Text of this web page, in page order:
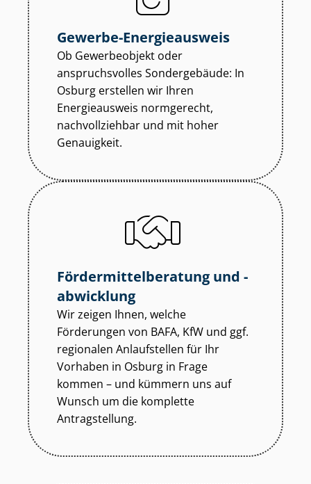
Gewerbe-Energieausweis
Ob Gewerbeobjekt oder
anspruchsvolles Sondergebäude: In
Osburg erstellen wir Ihren
Energieausweis normgerecht,
nachvollziehbar und mit hoher
Genauigkeit.
För­der­mit­tel­be­ra­tung und -
abwicklung
Wir zeigen Ihnen, welche
Förderungen von BAFA, KfW und ggf.
regionalen Anlaufstellen für Ihr
Vorhaben in Osburg in Frage
kommen – und kümmern uns auf
Wunsch um die komplette
Antragstellung.